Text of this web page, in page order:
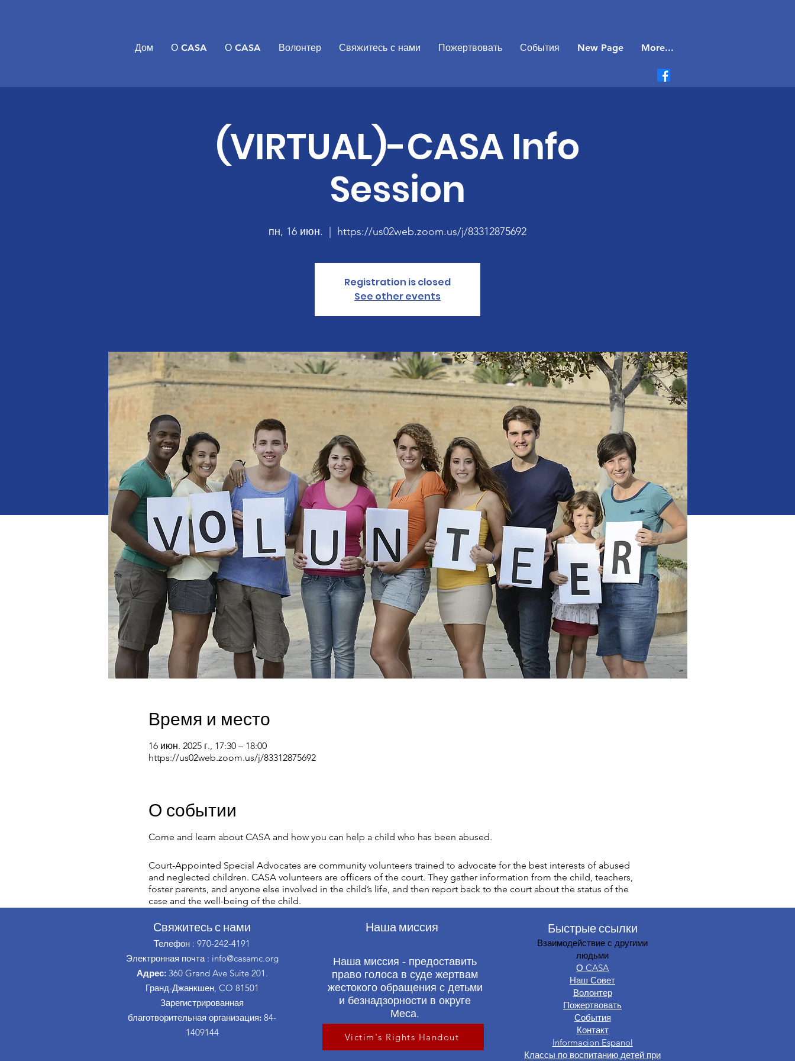
Дом О CASA О CASA Волонтер Свяжитесь с нами Пожертвовать События New Page More...
(VIRTUAL)-CASA Info
Session
пн, 16 июн. https://us02web.zoom.us/j/83312875692
Registration is closed
See other events
Время и место
16 июн. 2025 г., 17:30 – 18:00
https://us02web.zoom.us/j/83312875692
О событии
Come and learn about CASA and how you can help a child who has been abused.
Court-Appointed Special Advocates are community volunteers trained to advocate for the best interests of abused
and neglected children. CASA volunteers are officers of the court. They gather information from the child, teachers,
foster parents, and anyone else involved in the child’s life, and then report back to the court about the status of the
case and the well-being of the child.
Свяжитесь с нами
Телефон : 970-242-4191
Электронная почта: info@casamc.org
Адрес:360 Grand Ave Suite 201.
Гранд-Джанкшен, CO 81501
Зарегистрированная
благотворительная организация: 84-
1409144
Наша миссия
Наша миссия - предоставить
право голоса в суде жертвам
жестокого обращения с детьми
и безнадзорности в округе
Меса.
Victim's Rights Handout
Быстрые ссылки
Взаимодействие с другими
людьми
О CASA
Наш Совет
Волонтер
Пожертвовать
События
Контакт
Informacion Espanol
Классы по воспитанию детей при